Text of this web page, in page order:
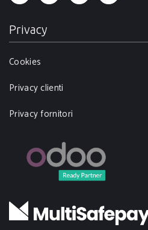
Privacy
Cookies
Privacy clienti
Privacy fornitori